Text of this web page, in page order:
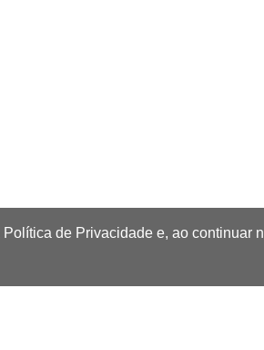
de Privacidade e, ao continuar